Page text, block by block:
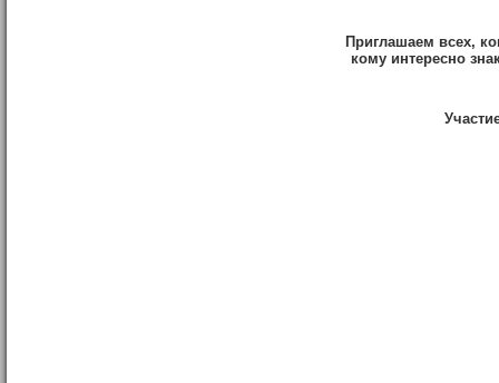
Приглашаем всех,
кому интересно